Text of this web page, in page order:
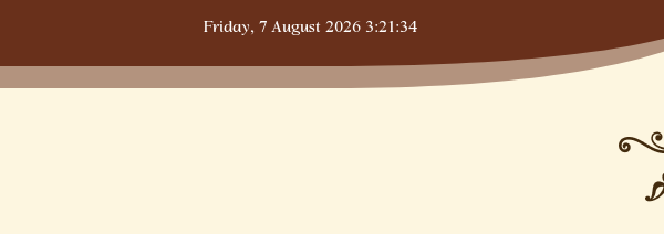
content
Friday,7 August 20263:21:35